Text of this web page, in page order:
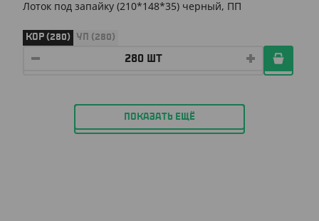
Лоток под запайку (210*148*35) черный, ПП
КОР (280) УП (280)
ПОКАЗАТЬ ЕЩЁ